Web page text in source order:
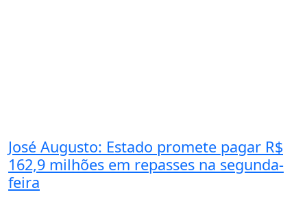
José Augusto: Estado promete pagar R$
162,9 milhões em repasses na segunda-
feira